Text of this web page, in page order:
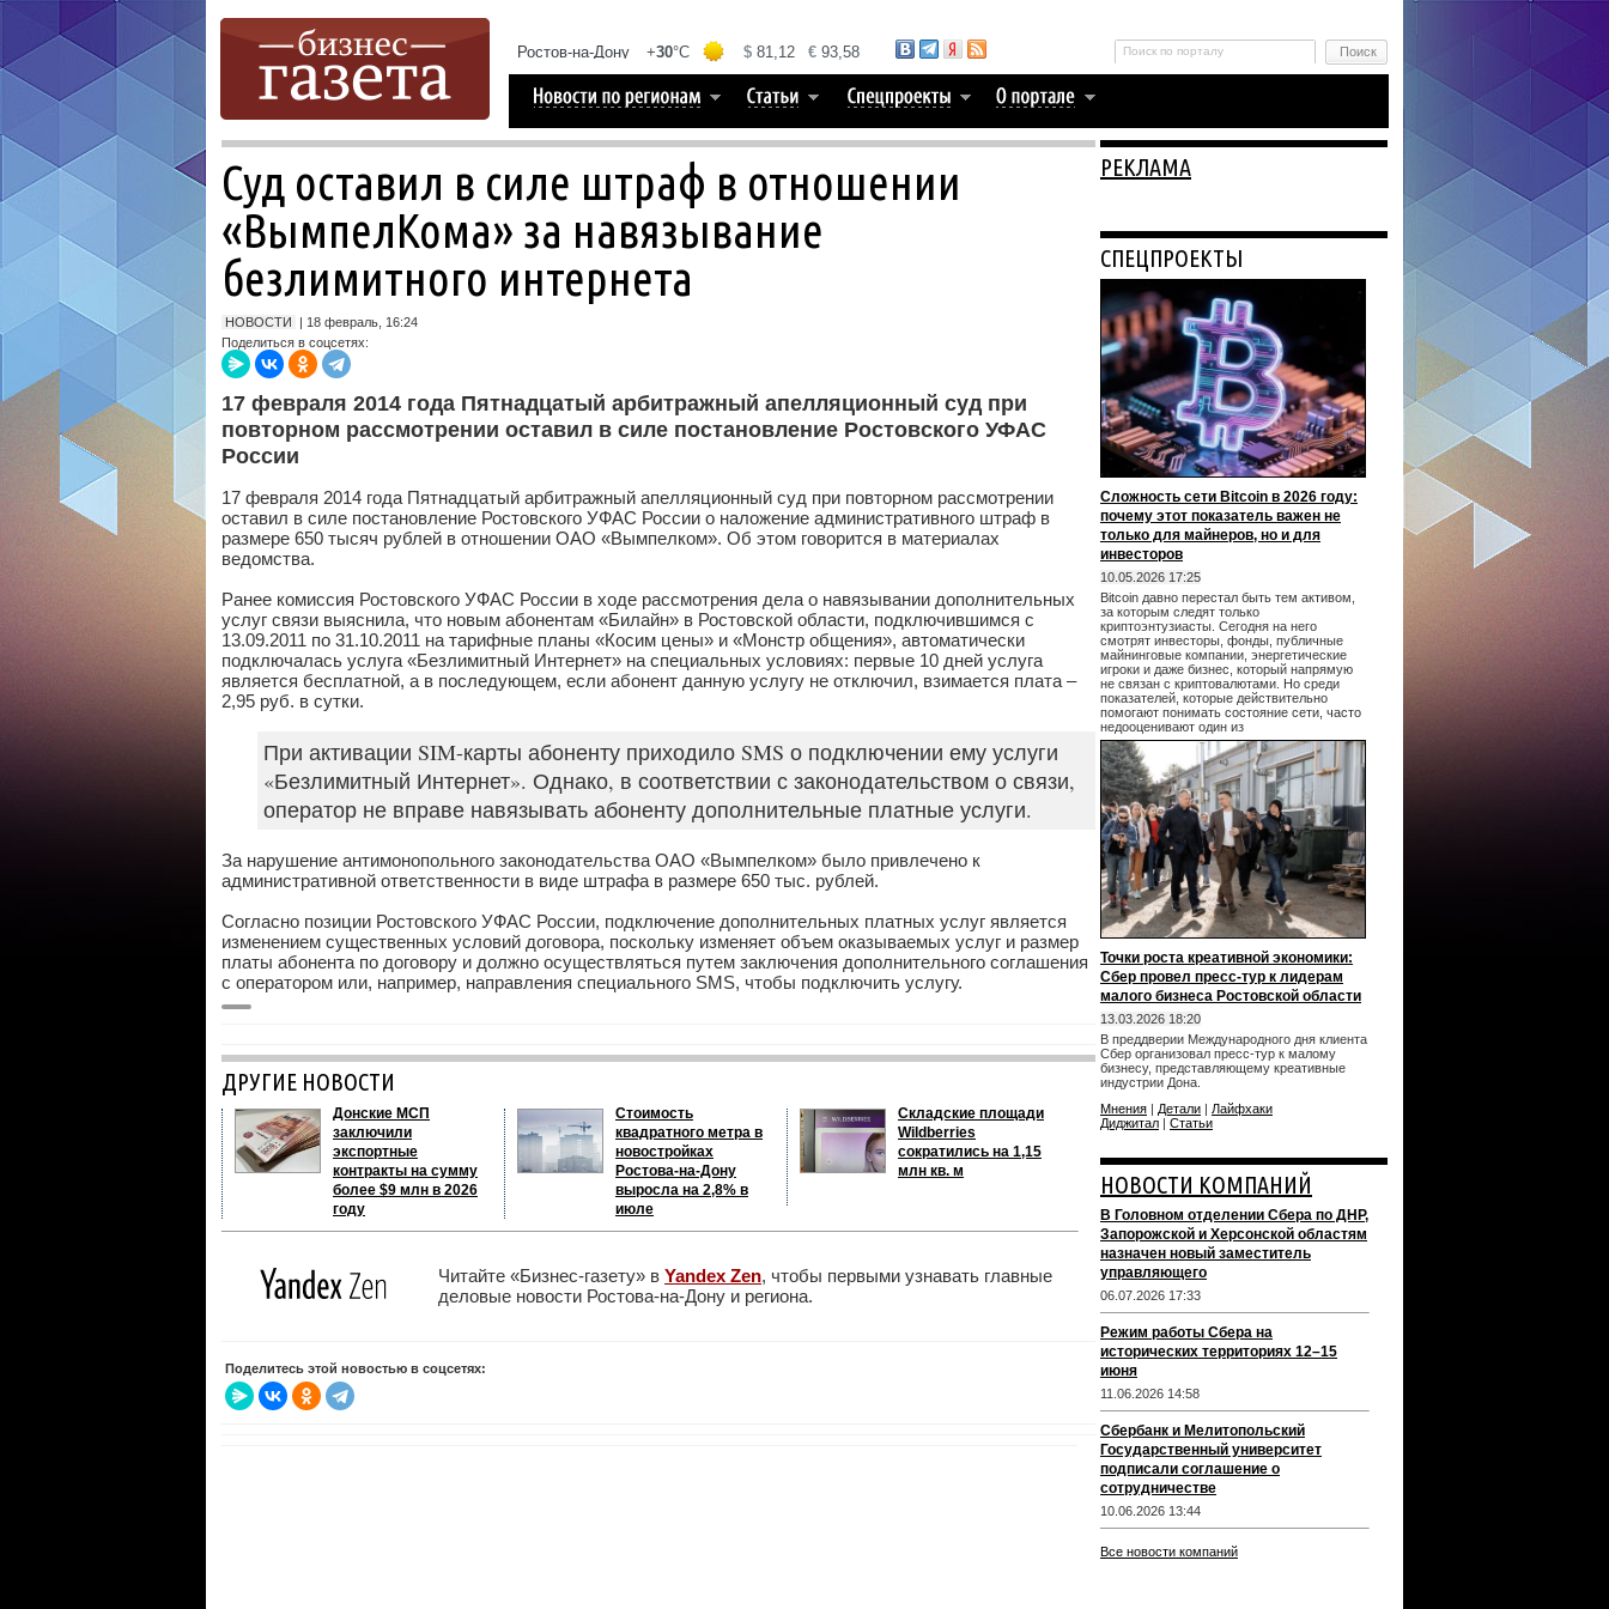
Суд оставил в силе штраф в отношении
«ВымпелКома» за навязывание
безлимитного интернета
НОВОСТИ
| 18 февраль, 16:24
Поделиться в соцсетях:
17 февраля 2014 года Пятнадцатый арбитражный апелляционный суд при
повторном рассмотрении оставил в силе постановление Ростовского УФАС
России
17 февраля 2014 года Пятнадцатый арбитражный апелляционный суд при повторном рассмотрении
оставил в силе постановление Ростовского УФАС России о наложение административного штраф в
размере 650 тысяч рублей в отношении ОАО «Вымпелком». Об этом говорится в материалах
ведомства.
Ранее комиссия Ростовского УФАС России в ходе рассмотрения дела о навязывании дополнительных
услуг связи выяснила, что новым абонентам «Билайн» в Ростовской области, подключившимся с
13.09.2011 по 31.10.2011 на тарифные планы «Косим цены» и «Монстр общения», автоматически
подключалась услуга «Безлимитный Интернет» на специальных условиях: первые 10 дней услуга
является бесплатной, а в последующем, если абонент данную услугу не отключил, взимается плата –
2,95 руб. в сутки.
При активации SIM-карты абоненту приходило SMS о подключении ему услуги
«Безлимитный Интернет». Однако, в соответствии с законодательством о связи,
оператор не вправе навязывать абоненту дополнительные платные услуги.
За нарушение антимонопольного законодательства ОАО «Вымпелком» было привлечено к
административной ответственности в виде штрафа в размере 650 тыс. рублей.
Согласно позиции Ростовского УФАС России, подключение дополнительных платных услуг является
изменением существенных условий договора, поскольку изменяет объем оказываемых услуг и размер
платы абонента по договору и должно осуществляться путем заключения дополнительного соглашения
с оператором или, например, направления специального SMS, чтобы подключить услугу.
ДРУГИЕ НОВОСТИ
Донские МСП
заключили
экспортные
контракты на сумму
более $9 млн в 2026
году
Стоимость
квадратного метра в
новостройках
Ростова-на-Дону
выросла на 2,8% в
июле
Складские площади
Wildberries
сократились на 1,15
млн кв. м
Читайте «Бизнес-газету» в Yandex Zen, чтобы первыми узнавать главные
деловые новости Ростова-на-Дону и региона.
Поделитесь этой новостью в соцсетях:
РЕКЛАМА
СПЕЦПРОЕКТЫ
Сложность сети Bitcoin в 2026 году:
почему этот показатель важен не
только для майнеров, но и для
инвесторов
10.05.2026 17:25
Bitcoin давно перестал быть тем активом,
за которым следят только
криптоэнтузиасты. Сегодня на него
смотрят инвесторы, фонды, публичные
майнинговые компании, энергетические
игроки и даже бизнес, который напрямую
не связан с криптовалютами. Но среди
показателей, которые действительно
помогают понимать состояние сети, часто
недооценивают один из
Точки роста креативной экономики:
Сбер провел пресс-тур к лидерам
малого бизнеса Ростовской области
13.03.2026 18:20
В преддверии Международного дня клиента
Сбер организовал пресс-тур к малому
бизнесу, представляющему креативные
индустрии Дона.
Мнения | Детали | Лайфхаки
Диджитал | Статьи
НОВОСТИ КОМПАНИЙ
В Головном отделении Сбера по ДНР,
Запорожской и Херсонской областям
назначен новый заместитель
управляющего
06.07.2026 17:33
Режим работы Сбера на
исторических территориях 12–15
июня
11.06.2026 14:58
Сбербанк и Мелитопольский
Государственный университет
подписали соглашение о
сотрудничестве
10.06.2026 13:44
Все новости компаний